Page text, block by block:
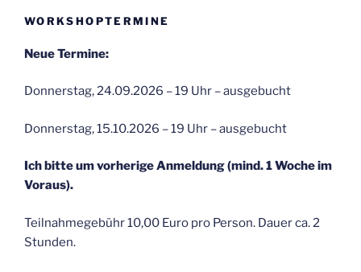
WORKSHOPTERMINE
Neue Termine:
Donnerstag, 24.09.2026 – 19 Uhr – ausgebucht
Donnerstag, 15.10.2026 – 19 Uhr – ausgebucht
Ich bitte um vorherige Anmeldung (mind. 1 Woche im
Voraus).
Teilnahmegebühr 10,00 Euro pro Person. Dauer ca. 2
Stunden.